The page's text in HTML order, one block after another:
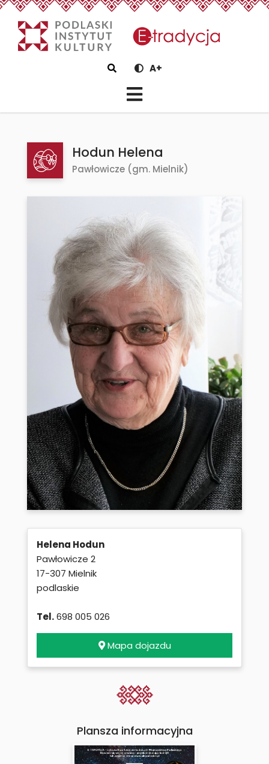
eTradycjaHodun Helena -
Szukaj A+
Hodun Helena
Pawłowicze (gm. Mielnik)
Helena Hodun
Pawłowicze 2
17-307 Mielnik
podlaskie
Tel.698 005 026
Mapa dojazdu
Plansza informacyjna